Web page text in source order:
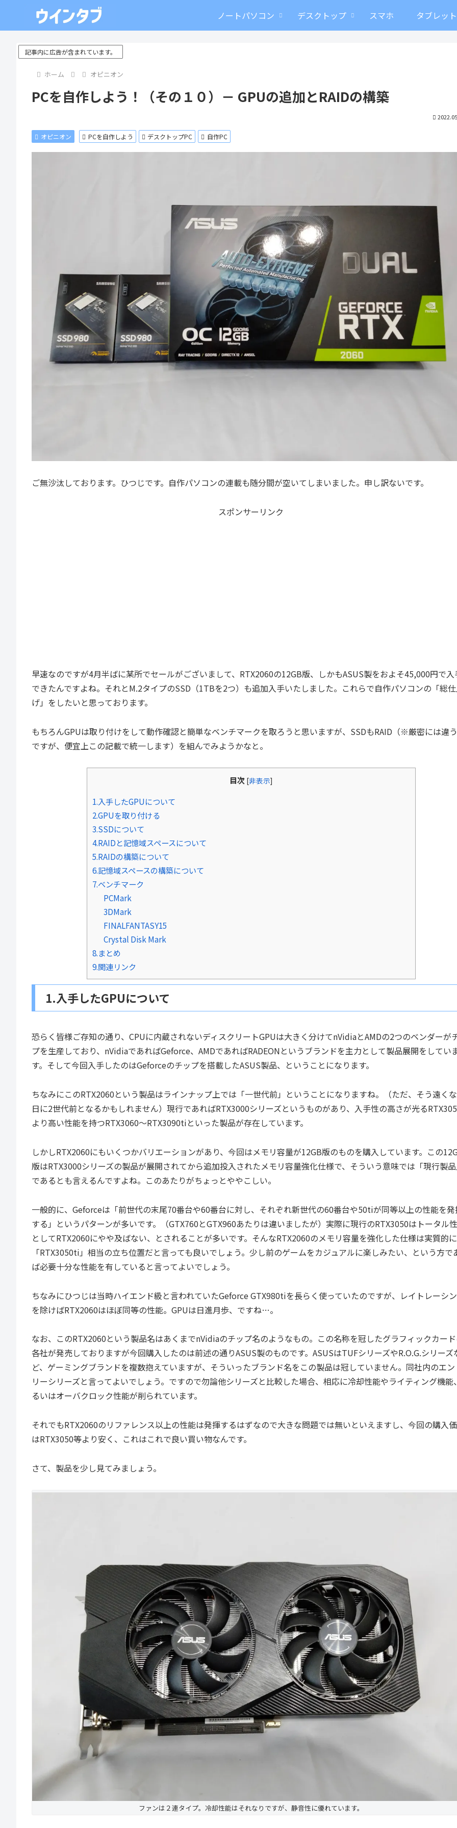
ノートパソコン デスクトップ スマホ タブレット
記事内に広告が含まれています。
ホーム オピニオン
PCを自作しよう！（その１０）－ GPUの追加とRAIDの構築
オピニオン PCを自作しよう デスクトップPC 自作PC
ご無沙汰しております。ひつじです。自作パソコンの連載も随分間が空いてしまいました。申し訳ないです。
スポンサーリンク
早速なのですが4月半ばに某所でセールがございまして、RTX2060の12GB版、しかもASUS製をおよそ45,000円で入
できたんですよね。それとM.2タイプのSSD（1TBを2つ）も追加入手いたしました。これらで自作パソコンの「総
げ」をしたいと思っております。
もちろんGPUは取り付けをして動作確認と簡単なベンチマークを取ろうと思いますが、SSDもRAID（※厳密には違
ですが、便宜上この記載で統一します）を組んでみようかなと。
目次 [非表示]
1.入手したGPUについて
2.GPUを取り付ける
3.SSDについて
4.RAIDと記憶域スペースについて
5.RAIDの構築について
6.記憶域スペースの構築について
7.ベンチマーク
PCMark
3DMark
FINALFANTASY15
Crystal Disk Mark
8.まとめ
9.関連リンク
1.入手したGPUについて
恐らく皆様ご存知の通り、CPUに内蔵されないディスクリートGPUは大きく分けてnVidiaとAMDの2つのベンダーが
プを生産しており、nVidiaであればGeforce、AMDであればRADEONというブランドを主力として製品展開をしてい
す。そして今回入手したのはGeforceのチップを搭載したASUS製品、ということになります。
ちなみにこのRTX2060という製品はラインナップ上では「一世代前」ということになりますね。（ただ、そう遠く
日に2世代前となるかもしれません）現行であればRTX3000シリーズというものがあり、入手性の高さが光る
より高い性能を持つRTX3060～RTX3090tiといった製品が存在しています。
しかしRTX2060にもいくつかバリエーションがあり、今回はメモリ容量が12GB版のものを購入しています。この
版はRTX3000シリーズの製品が展開されてから追加投入されたメモリ容量強化仕様で、そういう意味では「現行製
であるとも言えるんですよね。このあたりがちょっとややこしい。
一般的に、Geforceは「前世代の末尾70番台や60番台に対し、それぞれ新世代の60番台や50tiが同等以上の性能を
する」というパターンが多いです。（GTX760とGTX960あたりは違いましたが）実際に現行のRTX3050はトータル
としてRTX2060にやや及ばない、とされることが多いです。そんなRTX2060のメモリ容量を強化した仕様は実質的
「RTX3050ti」相当の立ち位置だと言っても良いでしょう。少し前のゲームをカジュアルに楽しみたい、という方で
ば必要十分な性能を有していると言ってよいでしょう。
ちなみにひつじは当時ハイエンド級と言われていたGeforce GTX980tiを長らく使っていたのですが、レイトレーシ
を除けばRTX2060はほぼ同等の性能。GPUは日進月歩、ですね…。
なお、このRTX2060という製品名はあくまでnVidiaのチップ名のようなもの。この名称を冠したグラフィックカー
各社が発売しておりますが今回購入したのは前述の通りASUS製のものです。ASUSはTUFシリーズやR.O.G.シリーズ
ど、ゲーミングブランドを複数抱えていますが、そういったブランド名をこの製品は冠していません。同社内のエ
リーシリーズと言ってよいでしょう。ですので勿論他シリーズと比較した場合、相応に冷却性能やライティング機能
るいはオーバクロック性能が削られています。
それでもRTX2060のリファレンス以上の性能は発揮するはずなので大きな問題では無いといえますし、今回の購入
はRTX3050等より安く、これはこれで良い買い物なんです。
さて、製品を少し見てみましょう。
ファンは２連タイプ。冷却性能はそれなりですが、静音性に優れています。